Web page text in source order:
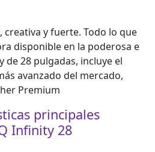
y fuerte. Todo lo que
disponible en la poderosa e
28 pulgadas, incluye el
avanzado del mercado,
Premium
principales
Infinity 28